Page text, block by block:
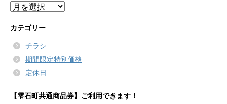
ア
カ
ブ
カテゴリー
チラシ
期間限定特別価格
定休日
【雫石町共通商品券】ご利用できます！